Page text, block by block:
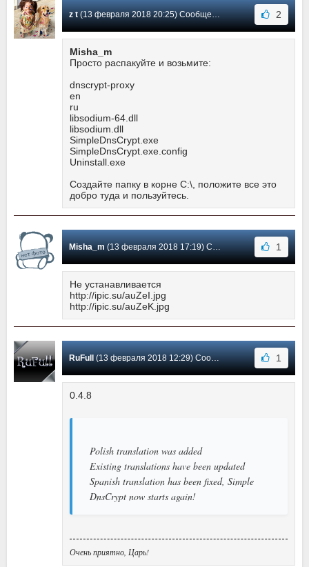
z t(13 февраля 2018 20:25) Сообщение #14 2
Misha_m
Просто распакуйте и возьмите:
dnscrypt-proxy
en
ru
libsodium-64.dll
libsodium.dll
SimpleDnsCrypt.exe
SimpleDnsCrypt.exe.config
Uninstall.exe
Создайте папку в корне C:\, положите все это
добро туда и пользуйтесь.
Misha_m(13 февраля 2018 17:19) Сообщение #13 1
Не устанавливается
http://ipic.su/auZeI.jpg
http://ipic.su/auZeK.jpg
RuFull (13 февраля 2018 12:29) Сообщение #12 1
0.4.8
Polish translation was added
Existing translations have been updated
Spanish translation has been fixed, Simple
DnsCrypt now starts again!
Очень приятно, Царь!